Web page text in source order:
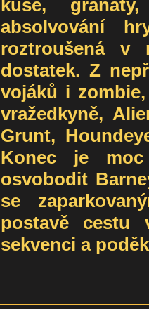
kuše,
absolvování
roztroušená v
dostatek. Z
vojáků i
vražedkyně,
Grunt,
Konec je moc
osvobodit
se
postavě cestu
sekvenci a